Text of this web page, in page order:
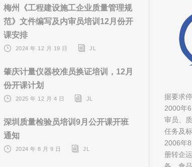
梅州《工程建设施工企业质量管理规
范》文件编写及内审员培训12月份开
课安排
2024 年 12 月 19 日 JL
肇庆计量仪器校准员换证培训，12月
份开课计划
2025 年 12 月 4 日 JL
深圳质量检验员培训9月公开课开班
通知
2024 年 8 月 9 日 JL
据要求
2000年
审员、
任务及
2006年
册转企